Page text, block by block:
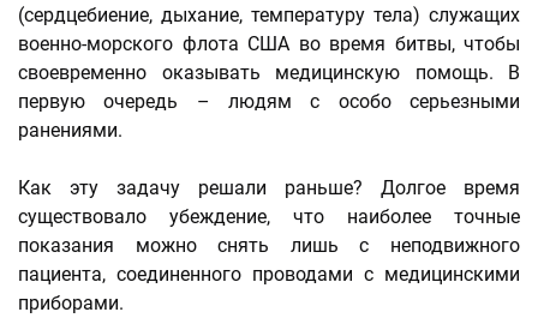
(сердцебиение, дыхание, температуру тела) служащих
военно-морского флота США во время битвы, чтобы
своевременно оказывать медицинскую помощь. В
первую очередь – людям с особо серьезными
ранениями.
Как эту задачу решали раньше? Долгое время
существовало убеждение, что наиболее точные
показания можно снять лишь с неподвижного
пациента, соединенного проводами с медицинскими
приборами.